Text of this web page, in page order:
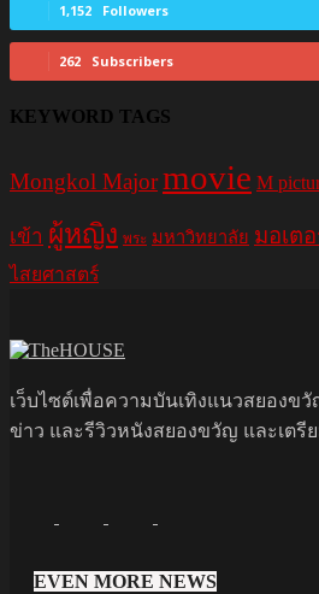
1,152 Followers
262 Subscribers
KEYWORD TAGS
Mongkol Majormovie M
เข้า ผู้หญิง พระ มหาวิทยาลัย มอเต
ไสยศาสตร์
เว็บไซต์เพื่อความบันเทิงแนวสยองข
ข่าว และรีวิวหนังสยองขวัญ และเตรี
EVEN MORE NEWS